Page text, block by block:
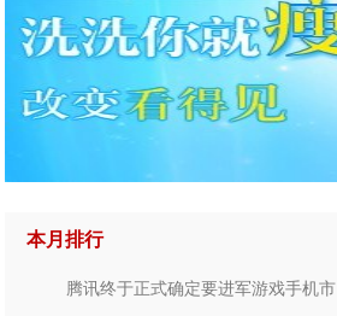
本月排行
腾讯终于正式确定要进军游戏手机市